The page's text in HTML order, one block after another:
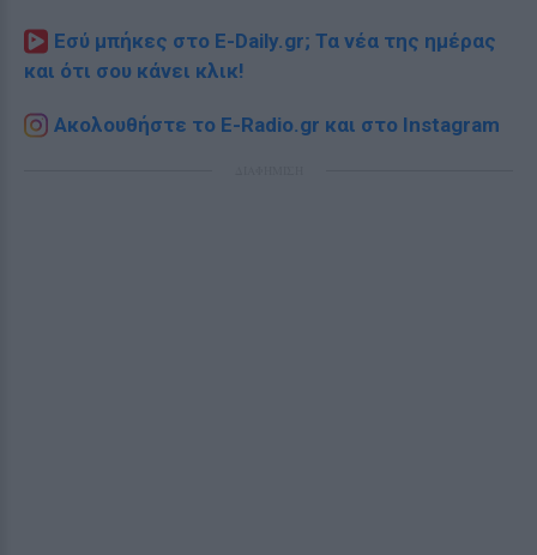
Εσύ μπήκες στο E-Daily.gr; Τα νέα της ημέρας
και ότι σου κάνει κλικ!
Ακολουθήστε το E-Radio.gr και στο Instagram